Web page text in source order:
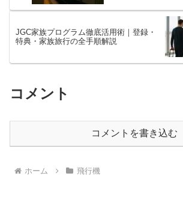
JGC家族プログラム徹底活用術｜登録・
特典・家族旅行の全手順解説
コメント
コメントを書き込む
ホーム 飛行機